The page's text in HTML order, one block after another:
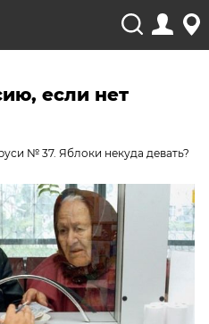
если нет
№ 37. Яблоки некуда девать?